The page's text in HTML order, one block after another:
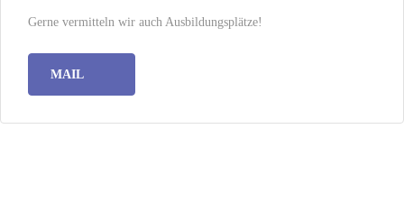
Gerne vermitteln wir auch Ausbildungsplätze!
MAIL